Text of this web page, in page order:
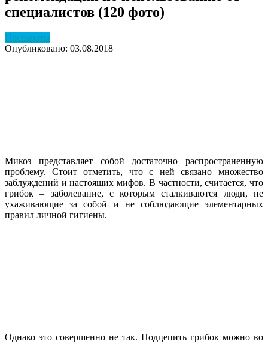
специалистов (120 фото)
Препараты
Опубликовано: 03.08.2018
Микоз представляет собой достаточно распространенную
проблему. Стоит отметить, что с ней связано множество
заблуждений и настоящих мифов. В частности, считается, что
грибок – заболевание, с которым сталкиваются люди, не
ухаживающие за собой и не соблюдающие элементарных
правил личной гигиены.
Однако это совершенно не так. Подцепить грибок можно во